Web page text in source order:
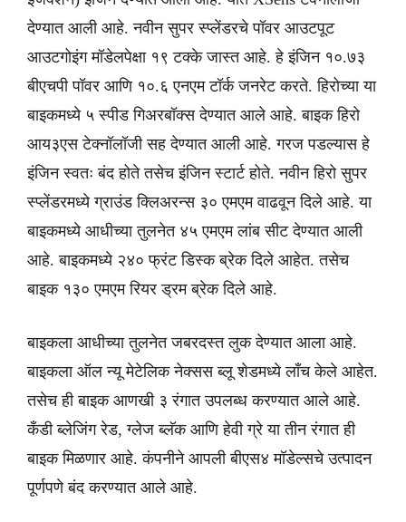
देण्यात आली आहे. नवीन सुपर स्प्लेंडरचे पॉवर आउटपूट
आउटगोइंग मॉडेलपेक्षा १९ टक्के जास्त आहे. हे इंजिन १०.७३
बीएचपी पॉवर आणि १०.६ एनएम टॉर्क जनरेट करते. हिरोच्या या
बाइकमध्ये ५ स्पीड गिअरबॉक्स देण्यात आले आहे. बाइक हिरो
आय३एस टेक्नॉलॉजी सह देण्यात आली आहे. गरज पडल्यास हे
इंजिन स्वतः बंद होते तसेच इंजिन स्टार्ट होते. नवीन हिरो सुपर
स्प्लेंडरमध्ये ग्राउंड क्लिअरन्स ३० एमएम वाढवून दिले आहे. या
बाइकमध्ये आधीच्या तुलनेत ४५ एमएम लांब सीट देण्यात आली
आहे. बाइकमध्ये २४० फ्रंट डिस्क ब्रेक दिले आहेत. तसेच
बाइक १३० एमएम रियर ड्रम ब्रेक दिले आहे.
बाइकला आधीच्या तुलनेत जबरदस्त लुक देण्यात आला आहे.
बाइकला ऑल न्यू मेटेलिक नेक्सस ब्लू शेडमध्ये लाँच केले आहेत.
तसेच ही बाइक आणखी ३ रंगात उपलब्ध करण्यात आले आहे.
कँडी ब्लेजिंग रेड, ग्लेज ब्लॅक आणि हेवी ग्रे या तीन रंगात ही
बाइक मिळणार आहे. कंपनीने आपली बीएस४ मॉडेल्सचे उत्पादन
पूर्णपणे बंद करण्यात आले आहे.